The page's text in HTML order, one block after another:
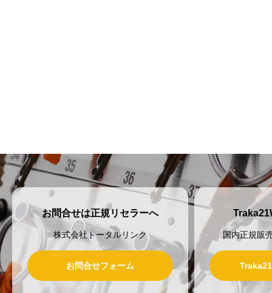
お問合せは正規リセラーへ
株式会社トータルリンク
お問合せフォーム
国内正規販